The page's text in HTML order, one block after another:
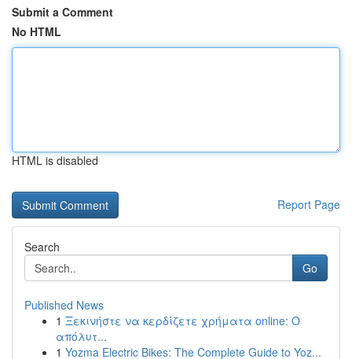
Submit a Comment
No HTML
HTML is disabled
Report Page
Search
Go
Published News
1 Ξεκινήστε να κερδίζετε χρήματα online: Ο
απόλυτ...
1 Yozma Electric Bikes: The Complete Guide to Yoz...